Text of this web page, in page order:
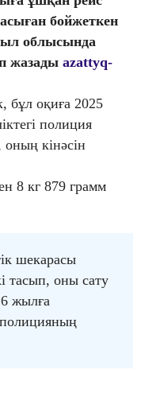
бойжеткен
облысында
жазады azattyq-
бұл оқиға 2025
полиция
оның кінәсін
8 кг 879 грамм
шекарасы
тасып, оны сату
жылға